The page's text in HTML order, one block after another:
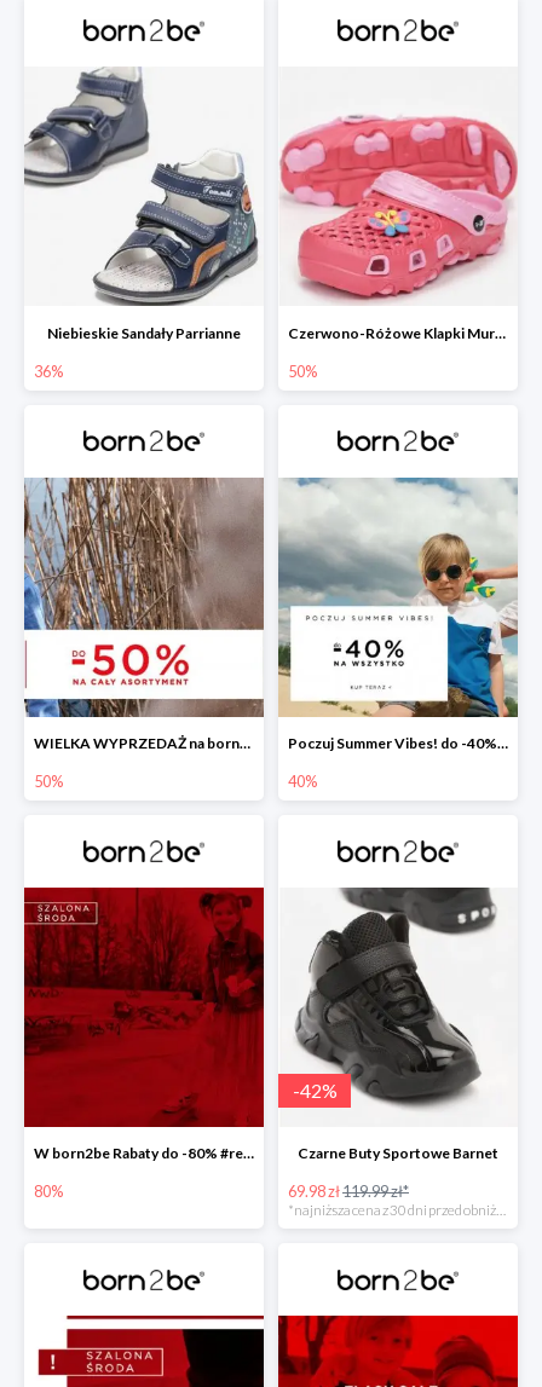
Niebieskie Sandały Parrianne
36%
Czerwono-Różowe Klapki Muriguna
50%
WIELKA WYPRZEDAŻ na born2be.pl ?
50%
Poczuj Summer Vibes! do -40% na wszystko!
40%
W born2be Rabaty do -80% #readyforsummer
80%
-42%
Czarne Buty Sportowe Barnet
69.98 zł119.99 zł*
*najniższa cena z 30 dni przed obniżką